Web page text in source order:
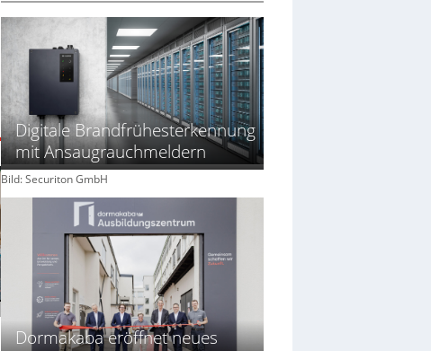
Digitale Brandfrühesterkennung
mit Ansaugrauchmeldern
Bild: Securiton GmbH
Dormakaba eröffnet neues